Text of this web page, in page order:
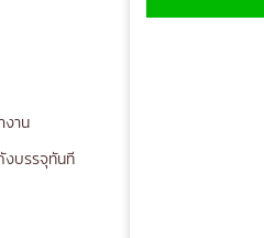
าน
งบรรจุทันที